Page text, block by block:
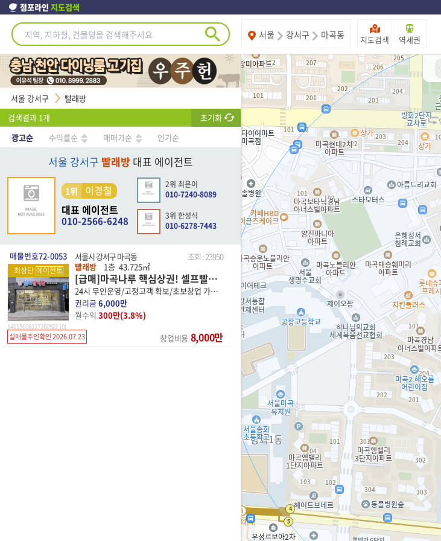
점포라인 지도검색
서울 강서구 마곡동 지도검색 역세권
서울 강서구
빨래방
검색결과 1개
초기화
광고순
수익률순 매매가순 인기순
서울 강서구 빨래방대표 에이전트
1위
이경철
대표 에이전트
010-2566-6248
2위 최은이
010-7240-8089
3위 한성식
010-6278-7443
매물번호72-0053
최상단 에이전트
14 11500 8127 260522 101
서울시 강서구 마곡동
조회 : 23950
빨래방
1층 43.725㎡
[급매]마곡나루 핵심상권! 셀프빨래방 양도!
24시 무인운영/고정고객 확보/초보창업 가능/직장인 부업 추천!
권리금6,000만
월수익 300만(3.8%)
실매물주인확인 2026.07.23 창업비용 8,000만
제주도